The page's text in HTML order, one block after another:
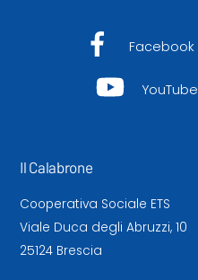
Facebook
YouTube
Il Calabrone
Cooperativa Sociale ETS
Viale Duca degli Abruzzi, 10
25124 Brescia